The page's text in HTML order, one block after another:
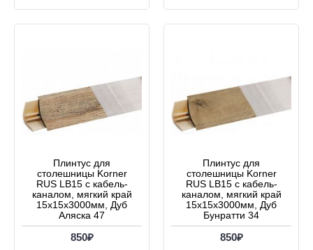
Плинтус для
столешницы Korner
RUS LB15 с кабель-
каналом, мягкий край
15х15x3000мм, Дуб
Аляска 47
850₽
Плинтус для
столешницы Korner
RUS LB15 с кабель-
каналом, мягкий край
15х15x3000мм, Дуб
Бунратти 34
850₽